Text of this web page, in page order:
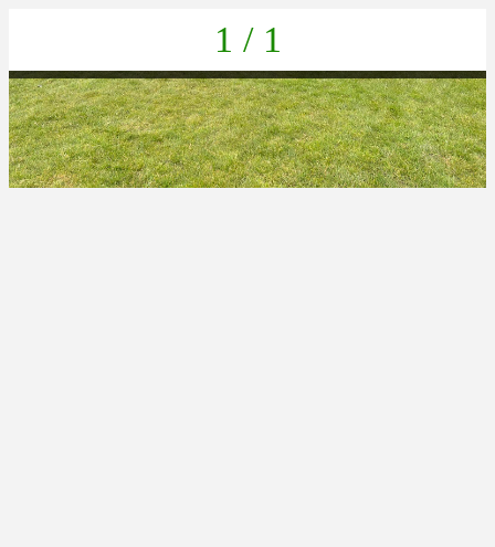
1 / 1
02ae9ff5-2ef1-43ba-8198-065eef593e56